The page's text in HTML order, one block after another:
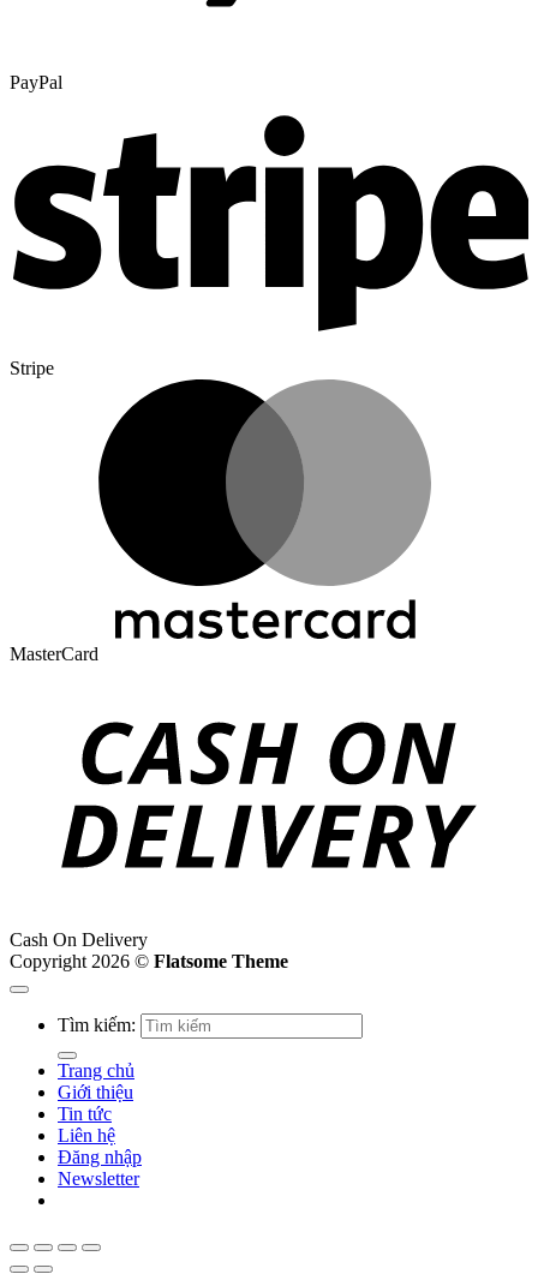
PayPal
Stripe
MasterCard
Cash On Delivery
Copyright 2026 © Flatsome Theme
Tìm kiếm:
Trang chủ
Giới thiệu
Tin tức
Liên hệ
Đăng nhập
Newsletter